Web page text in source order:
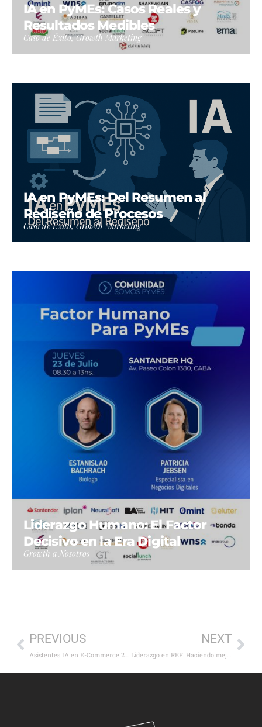
IA en PyMEs: Casos Reales y
Resultados Medibles
Caso de Éxito, Growth Marketing
IA en PyMEs: Del Resumen al
Rediseño de Procesos
Caso de Éxito, Growth Marketing
Liderazgo Humano: El Factor
Decisivo en la Era Digital
Growth a Nosotros
PREVIOUS NEXT